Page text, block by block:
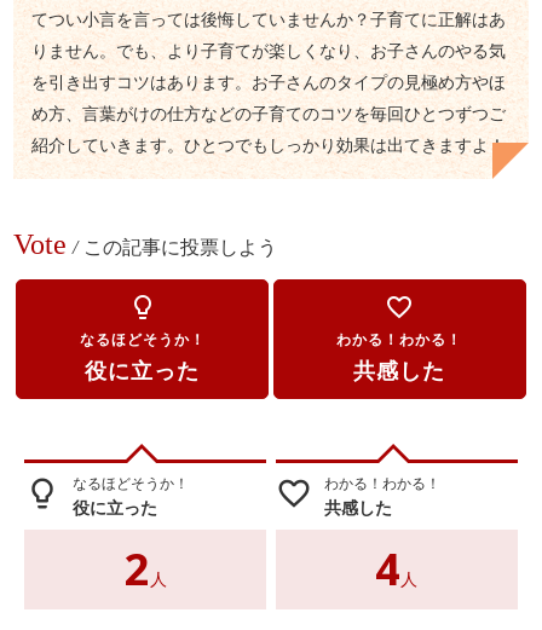
てつい小言を言っては後悔していませんか？子育てに正解はあ
りません。でも、より子育てが楽しくなり、お子さんのやる気
を引き出すコツはあります。お子さんのタイプの見極め方やほ
め方、言葉がけの仕方などの子育てのコツを毎回ひとつずつご
紹介していきます。ひとつでもしっかり効果は出てきますよ！
Vote / この記事に投票しよう
lightbulb_outline
なるほどそうか！
役に立った
favorite_border
わかる！わかる！
共感した
lightbulb_outline なるほどそうか！
役に立った
2 人
favorite_border わかる！わかる！
共感した
4人